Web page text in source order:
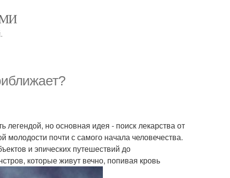
но основная идея - поиск лекарства от
молодости почти с самого начала человечества.
и эпических путешествий до
которые живут вечно, попивая кровь